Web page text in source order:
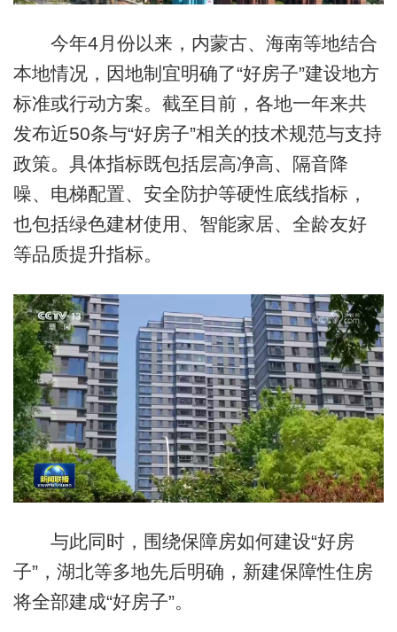
今年4月份以来，内蒙古、海南等地结合
本地情况，因地制宜明确了“好房子”建设地方
标准或行动方案。截至目前，各地一年来共
发布近50条与“好房子”相关的技术规范与支持
政策。具体指标既包括层高净高、隔音降
噪、电梯配置、安全防护等硬性底线指标，
也包括绿色建材使用、智能家居、全龄友好
等品质提升指标。
与此同时，围绕保障房如何建设“好房
子”，湖北等多地先后明确，新建保障性住房
将全部建成“好房子”。